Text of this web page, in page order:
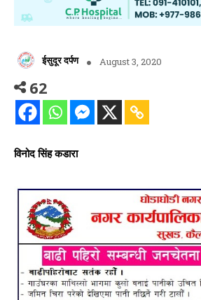
ईसुदूर दर्पण August 3, 2020
62
विनोद सिंह कडारा